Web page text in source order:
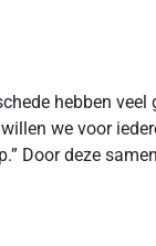
hebben
we voor
Door deze